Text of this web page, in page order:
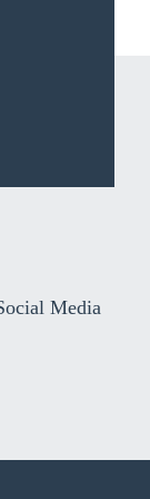
Media